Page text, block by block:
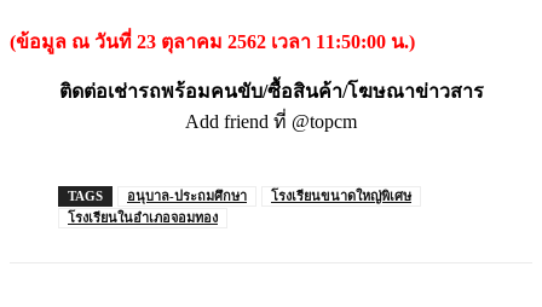
(ข้อมูล ณ วันที่ 23 ตุลาคม 2562 เวลา 11:50:00 น.)
ติดต่อเช่ารถพร้อมคนขับ/ซื้อสินค้า/โฆษณาข่าวสาร
Add friend ที่ @topcm
TAGS อนุบาล-ประถมศึกษา
โรงเรียนขนาดใหญ่พิเศษ
โรงเรียนในอำเภอจอมทอง